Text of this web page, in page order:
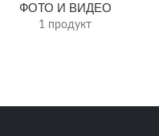
ФОТО И ВИДЕО
1 продукт